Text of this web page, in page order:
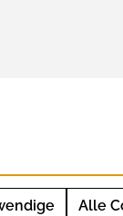
Alle